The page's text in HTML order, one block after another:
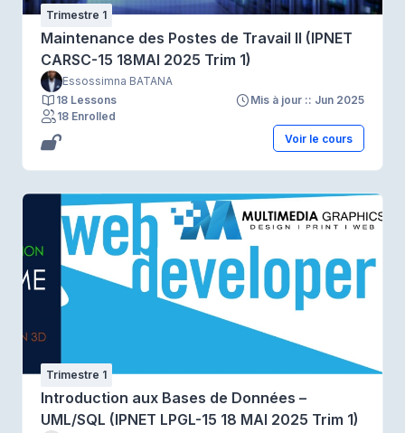
Trimestre 1
Maintenance des Postes de Travail II (IPNET
CARSC-15 18MAI 2025 Trim 1)
Essossimna BATANA
18 Lessons
Mis à jour :: Jun 2025
18 Enrolled
Voir le cours
Trimestre 1
Introduction aux Bases de Données –
UML/SQL (IPNET LPGL-15 18 MAI 2025 Trim 1)